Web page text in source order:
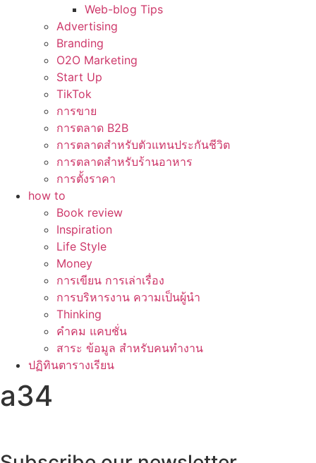
Web-blog Tips
Advertising
Branding
O2O Marketing
Start Up
TikTok
การขาย
การตลาด B2B
การตลาดสำหรับตัวแทนประกันชีวิต
การตลาดสำหรับร้านอาหาร
การตั้งราคา
how to
Book review
Inspiration
Life Style
Money
การเขียน การเล่าเรื่อง
การบริหารงาน ความเป็นผู้นำ
Thinking
คำคม แคบชั่น
สาระ ข้อมูล สำหรับคนทำงาน
ปฏิทินตารางเรียน
a34